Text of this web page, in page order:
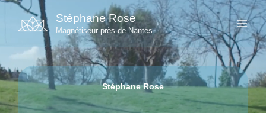
Aller
contenu
Stéphane Rose
Magnétiseur près de Nantes
Stéphane Rose